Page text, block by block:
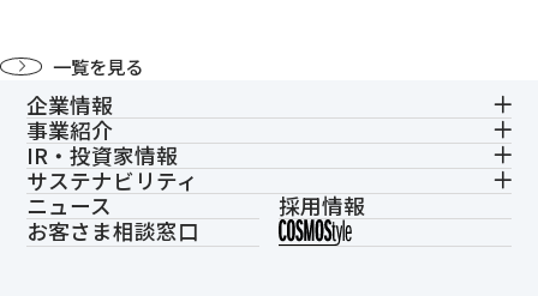
一覧を見る
企業情報
事業紹介
IR・投資家情報
サステナビリティ
ニュース
採用情報
お客さま相談窓口